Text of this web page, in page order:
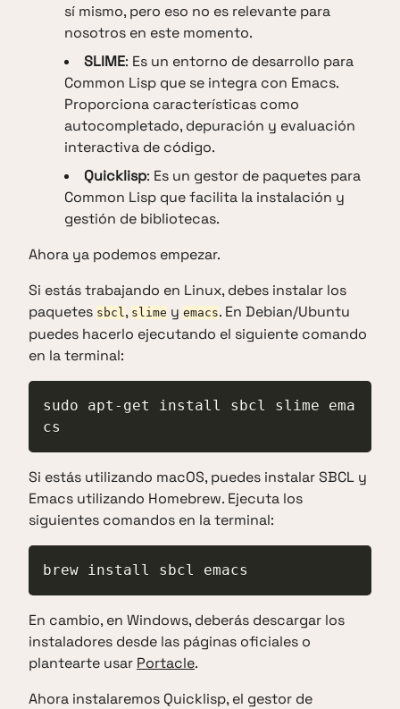
sí mismo, pero eso no es relevante para
nosotros en este momento.
SLIME: Es un entorno de desarrollo para
Common Lisp que se integra con Emacs.
Proporciona características como
autocompletado, depuración y evaluación
interactiva de código.
Quicklisp: Es un gestor de paquetes para
Common Lisp que facilita la instalación y
gestión de bibliotecas.
Ahora ya podemos empezar.
Si estás trabajando en Linux, debes instalar los
paquetes sbcl , slime y emacs. En Debian/Ubuntu
puedes hacerlo ejecutando el siguiente comando
en la terminal:
sudo apt-get install sbcl slime ema
cs
Si estás utilizando macOS, puedes instalar SBCL y
Emacs utilizando Homebrew. Ejecuta los
siguientes comandos en la terminal:
brew install sbcl emacs
En cambio, en Windows, deberás descargar los
instaladores desde las páginas oficiales o
plantearte usar Portacle.
Ahora instalaremos Quicklisp, el gestor de